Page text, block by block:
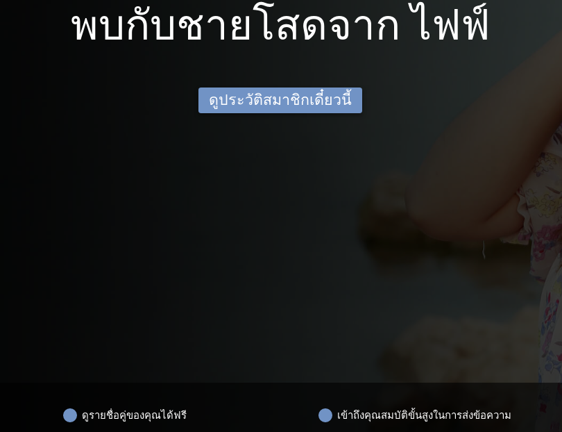
พบกับชายโสดจาก ไฟฟ์
ดูประวัติสมาชิกเดี๋ยวนี้
ดูรายชื่อคู่ของคุณได้ฟรี เข้าถึงคุณสมบัติขั้นสูงในการส่งข้อความ